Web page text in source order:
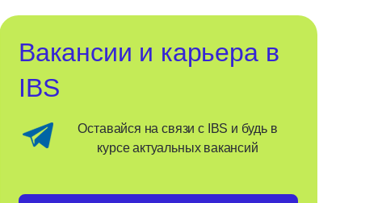
Вакансии и карьера в
IBS
Оставайся на связи с IBS и будь в
курсе актуальных вакансий